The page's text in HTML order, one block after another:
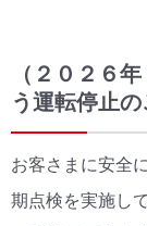
（２０２６
う運転停止
お客さまに安全
期点検を実施し